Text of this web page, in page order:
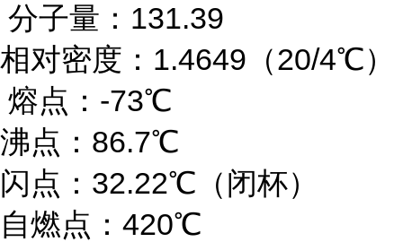
分子量：131.39
相对密度：1.4649（20/4℃）
熔点：-73℃
沸点：86.7℃
闪点：32.22℃（闭杯）
自燃点：420℃